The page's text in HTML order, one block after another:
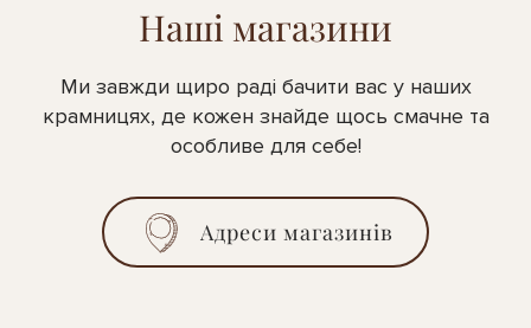
Наші магазини
Ми завжди щиро раді бачити вас у наших
крамницях, де кожен знайде щось смачне та
особливе для себе!
Адреси магазинів